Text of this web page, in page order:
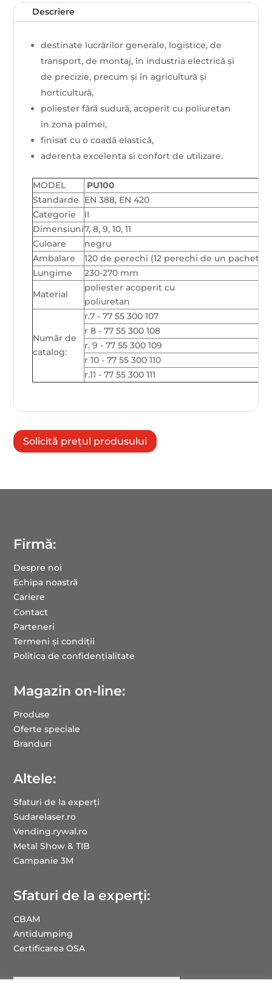
Descriere
destinate lucrărilor generale, logistice, de
transport, de montaj, în industria electrică și
de precizie, precum și în agricultură și
horticultură,
poliester fără sudură, acoperit cu poliuretan
în zona palmei,
finisat cu o coadă elastică,
aderenta excelenta si confort de utilizare.
MODEL
PU100
Standarde
EN 388, EN 420
Categorie
II
Dimensiuni7, 8, 9, 10, 11
Culoare
negru
Ambalare
120 de perechi (12 perechi de un pachet)
Lungime
230-270 mm
Material
poliester acoperit cu
poliuretan
Număr de
catalog:
r.7 - 77 55 300 107
r 8 - 77 55 300 108
r. 9 - 77 55 300 109
r 10 - 77 55 300 110
r.11 - 77 55 300 111
Solicită prețul produsului
Firmă:
Despre noi
Echipa noastră
Cariere
Contact
Parteneri
Termeni și condiții
Politica de confidențialitate
Magazin on-line:
Produse
Oferte speciale
Branduri
Altele:
Sfaturi de la experți
Sudarelaser.ro
Vending.rywal.ro
Metal Show & TIB
Campanie 3M
Sfaturi de la experți:
CBAM
Antidumping
Certificarea OSA